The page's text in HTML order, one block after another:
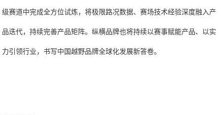
级赛道中完成全方位试炼，将极限路况数据、赛场技术经验深度融入产
品迭代，持续完善产品矩阵。纵横品牌也将持续以赛事赋能产品、以实
力引领行业，书写中国越野品牌全球化发展新答卷。